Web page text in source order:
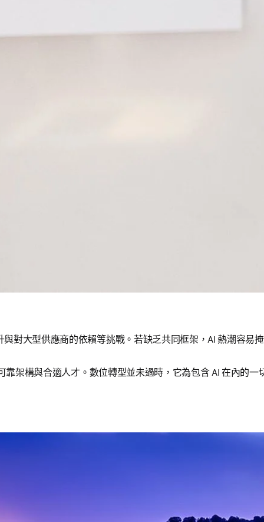
對大型供應商的依賴等挑戰。若缺乏共同框架，AI 熱潮容易
架構與合適人才。數位轉型並未過時，它為包含 AI 在內的一